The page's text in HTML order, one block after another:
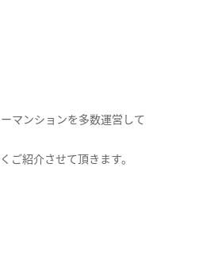
マンションを多数運営して
ご紹介させて頂きます。